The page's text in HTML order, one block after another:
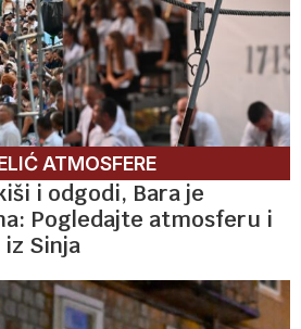
ATMOSFERE
i odgodi, Bara je
Pogledajte atmosferu i
Sinja